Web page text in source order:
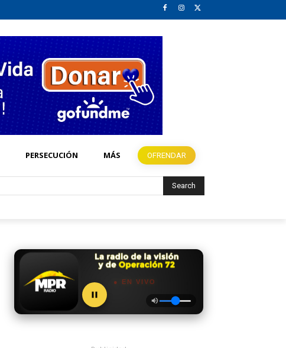
PERSECUCIÓN MÁS OFRENDAR
Search
● EN VIVO